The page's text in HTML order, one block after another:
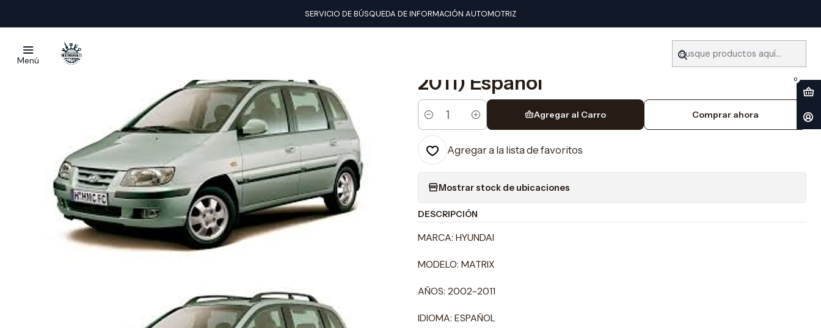
Menú
0
SERVICIO DE BÚSQUEDA DE INFORMACIÓN AUTOMOTRIZ
Manuales de taller Hyundai Manual De Taller Hyundai Matrix (2002-2011) Español
Manual De Taller Hyundai Matrix (2002-
2011) Español
Cantidad
Agregar al Carro Comprar ahora
Agregar a la lista de favoritos
Mostrar stock de ubicaciones
DESCRIPCIÓN
MARCA: HYUNDAI
MODELO: MATRIX
AÑOS: 2002-2011
IDIOMA: ESPAÑOL